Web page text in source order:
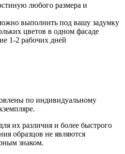
любого размера и
выполнить под вашу задумку
цветов в одном фасаде
1-2 рабочих дней
по индивидуальному
их различия и более быстрого
образцов не являются
знаком.